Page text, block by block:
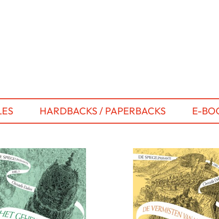
HARDBACKS / PAPERBACKS E-